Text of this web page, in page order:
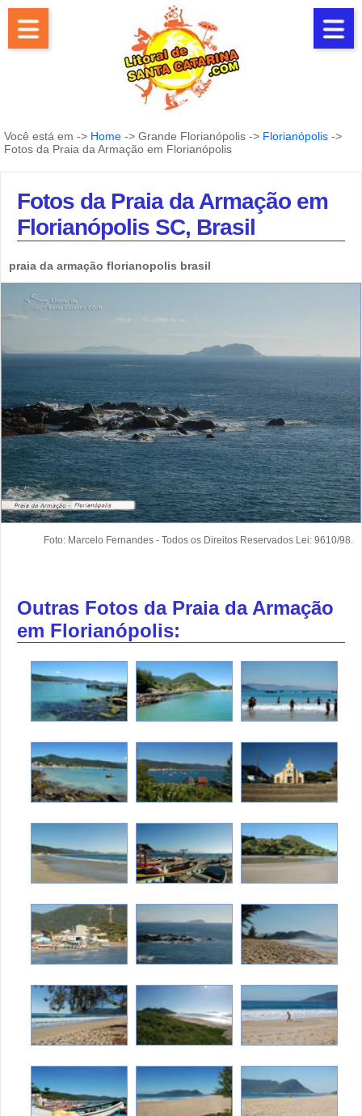
Você está em -> Home -> Grande Florianópolis -> Florianópolis ->
Fotos da Praia da Armação em Florianópolis
Fotos da Praia da Armação em
Florianópolis SC, Brasil
praia da armação florianopolis brasil
Foto: Marcelo Fernandes - Todos os Direitos Reservados Lei: 9610/98.
Outras Fotos da Praia da Armação
em Florianópolis: